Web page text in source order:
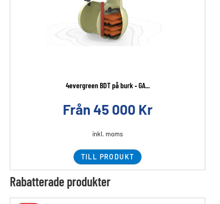
4evergreen BDT på burk ‐ GA...
Från 45 000 Kr
inkl. moms
TILL PRODUKT
Rabatterade produkter